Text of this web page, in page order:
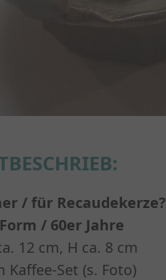
/ für Recaudekerze?
/ 60er Jahre
12 cm, H ca. 8 cm
Kaffee-Set (s. Foto)